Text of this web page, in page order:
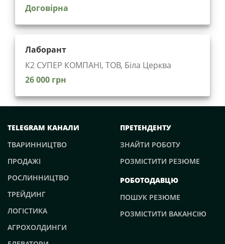
Договірна
Лаборант
К2 СУПЕР КОМПАНІ, ТОВ, Біла Церква
26 000 грн
TELEGRAM КАНАЛИ
ТВАРИННИЦТВО
ПРОДАЖІ
РОСЛИННИЦТВО
ТРЕЙДИНГ
ЛОГІСТИКА
АГРОХОЛДИНГИ
ПРЕТЕНДЕНТУ
ЗНАЙТИ РОБОТУ
РОЗМІСТИТИ РЕЗЮМЕ
РОБОТОДАВЦЮ
ПОШУК РЕЗЮМЕ
РОЗМІСТИТИ ВАКАНСІЮ